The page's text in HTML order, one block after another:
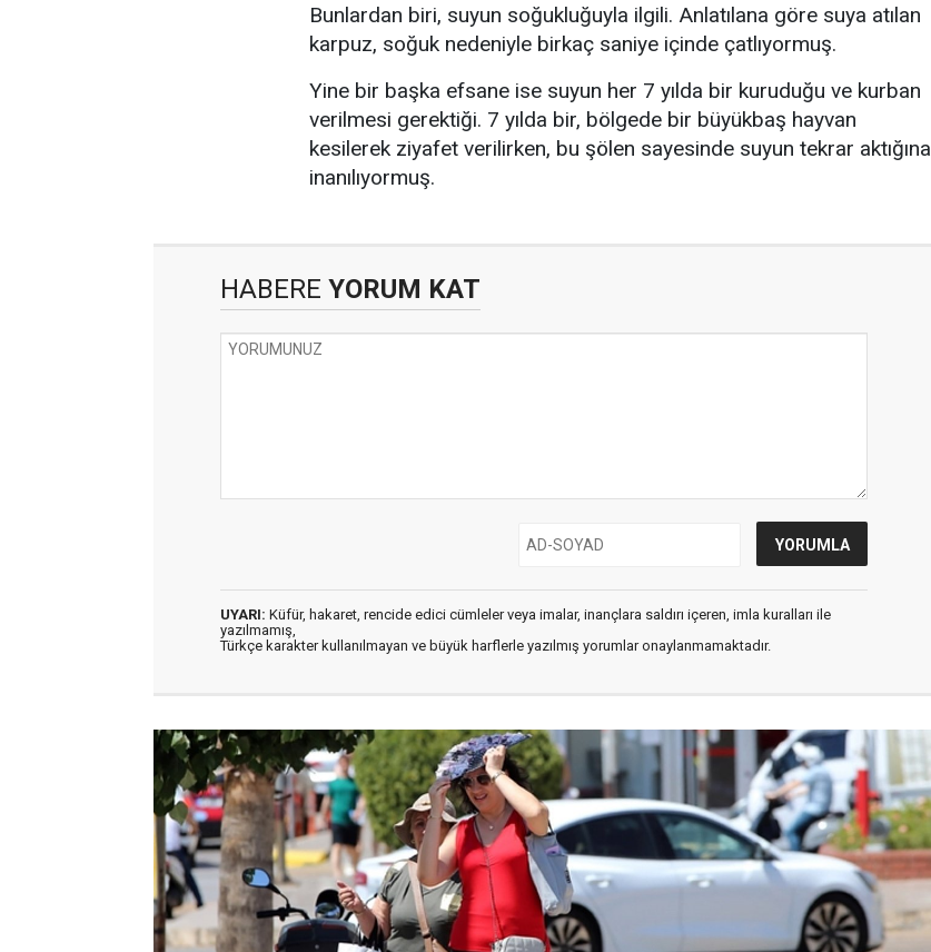
Bunlardan biri, suyun soğukluğuyla ilgili. Anlatılana göre suya atılan
karpuz, soğuk nedeniyle birkaç saniye içinde çatlıyormuş.
Yine bir başka efsane ise suyun her 7 yılda bir kuruduğu ve kurban
verilmesi gerektiği. 7 yılda bir, bölgede bir büyükbaş hayvan
kesilerek ziyafet verilirken, bu şölen sayesinde suyun tekrar aktığına
inanılıyormuş.
HABERE YORUM KAT
UYARI: Küfür, hakaret, rencide edici cümleler veya imalar, inançlara saldırı içeren, imla kuralları ile
yazılmamış,
Türkçe karakter kullanılmayan ve büyük harflerle yazılmış yorumlar onaylanmamaktadır.